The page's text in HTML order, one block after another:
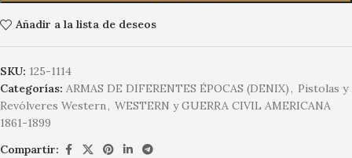
Añadir a la lista de deseos
SKU: 125-1114
Categorías: ARMAS DE DIFERENTES ÉPOCAS (DENIX), Pistolas y
Revólveres Western, WESTERN y GUERRA CIVIL AMERICANA
1861-1899
Compartir: